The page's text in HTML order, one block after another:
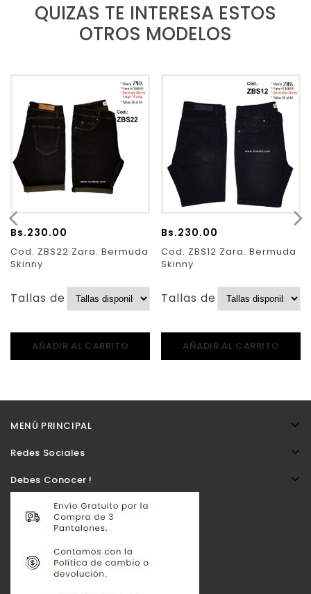
QUIZAS TE INTERESA ESTOS
OTROS MODELOS
Bs.230.00
Cod. ZBS22 Zara. Bermuda
Skinny
Tallas de Pantalones:
AÑADIR AL CARRITO
Bs.230.00
Cod. ZBS12 Zara. Bermuda
Skinny
Tallas de Pantalones:
AÑADIR AL CARRITO
MENÚ PRINCIPAL
Redes Sociales
Debes Conocer !